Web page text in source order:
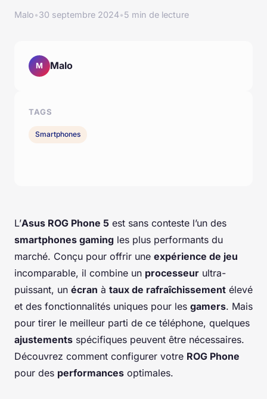
Malo•30 septembre 2024•5 min de lecture
L’Asus ROG Phone 5 est sans conteste l’un des
smartphones gaming les plus performants du
marché. Conçu pour offrir une expérience de jeu
incomparable, il combine un processeur ultra-
puissant, un écran à taux de rafraîchissement élevé
et des fonctionnalités uniques pour les gamers. Mais
pour tirer le meilleur parti de ce téléphone, quelques
ajustements spécifiques peuvent être nécessaires.
Découvrez comment configurer votre ROG Phone
pour des performances optimales.
M Malo
TAGS
Smartphones